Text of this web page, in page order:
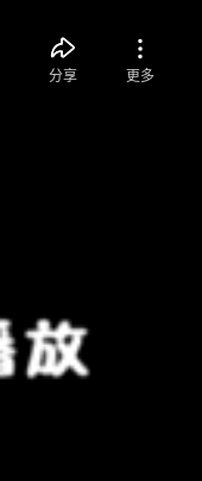
分享 更多